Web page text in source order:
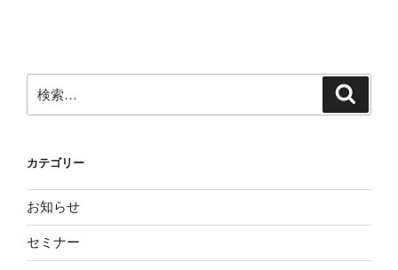
索:
カテゴリー
お知らせ
セミナー